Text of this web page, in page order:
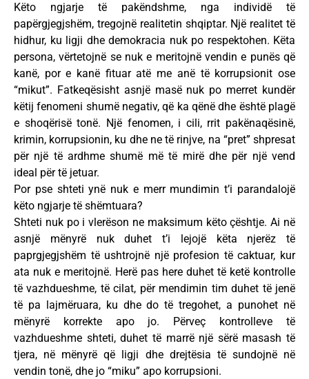
Këto ngjarje të pakëndshme, nga individë të
papërgjegjshëm, tregojnë realitetin shqiptar. Një realitet të
hidhur, ku ligji dhe demokracia nuk po respektohen. Këta
persona, vërtetojnë se nuk e meritojnë vendin e punës që
kanë, por e kanë fituar atë me anë të korrupsionit ose
“mikut”. Fatkeqësisht asnjë masë nuk po merret kundër
këtij fenomeni shumë negativ, që ka qënë dhe është plagë
e shoqërisë tonë. Një fenomen, i cili, rrit pakënaqësinë,
krimin, korrupsionin, ku dhe ne të rinjve, na “pret” shpresat
për një të ardhme shumë më të mirë dhe për një vend
ideal për të jetuar.
Por pse shteti ynë nuk e merr mundimin t’i parandalojë
këto ngjarje të shëmtuara?
Shteti nuk po i vlerëson ne maksimum këto çështje. Ai në
asnjë mënyrë nuk duhet t’i lejojë këta njerëz të
paprgjegjshëm të ushtrojnë një profesion të caktuar, kur
ata nuk e meritojnë. Herë pas here duhet të ketë kontrolle
të vazhdueshme, të cilat, për mendimin tim duhet të jenë
të pa lajmëruara, ku dhe do të tregohet, a punohet në
mënyrë korrekte apo jo. Përveç kontrolleve të
vazhdueshme shteti, duhet të marrë një sërë masash të
tjera, në mënyrë që ligji dhe drejtësia të sundojnë në
vendin tonë, dhe jo “miku” apo korrupsioni.